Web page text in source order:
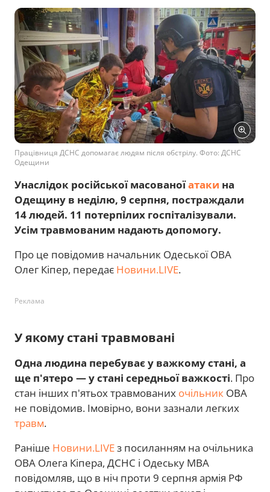
Працівниця ДСНС допомагає людям після обстрілу. Фото: ДСНС
Одещини
Унаслідок російської масованоїатаки на
Одещину в неділю, 9 серпня, постраждали
14 людей. 11 потерпілих госпіталізували.
Усім травмованим надають допомогу.
Про це повідомив начальник Одеської ОВА
Олег Кіпер, передає Новини.LIVE.
Реклама
У якому стані травмовані
Одна людина перебуває у важкому стані, а
ще п'ятеро — у стані середньої важкості. Про
стан інших п'ятьох травмованих очільник ОВА
не повідомив. Імовірно, вони зазнали легких
травм.
Раніше Новини.LIVEз посиланням на очільника
ОВА Олега Кіпера, ДСНС і Одеську МВА
повідомляв, що в ніч проти 9 серпня армія РФ